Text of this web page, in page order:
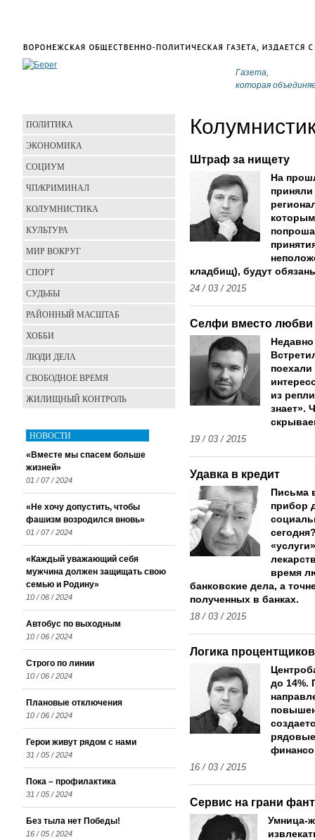
Газета,
которая
Штраф за нищету
На
кладбищ), будут
24 / 03 / 2015
Селфи вместо любви
из
знает».
19 / 03 / 2015
Удавка в кредит
Письма
прибор
время
банковские дела, а
полученных в банках.
18 / 03 / 2015
Логика процентщиков
до 14%.
рядовые
16 / 03 / 2015
Сервис на грани
Умница-
ПОЛИТИКА
ЭКОНОМИКА
СОЦИУМ
ЧП/КРИМИНАЛ
КОЛУМНИСТИКА
КУЛЬТУРА
МИР ВОКРУГ
СПОРТ
СУДЬБЫ
РАЙОННЫЙ МАСШТАБ
ХОББИ
ЛЮДИ ДЕЛА
СВОБОДНОЕ ВРЕМЯ
ЖИЛИЩНЫЙ КОНТРОЛЬ
НОВОСТИ
«Вместе мы спасем больше
жизней»
01 / 07 / 2024
«Не хочу допустить, чтобы
фашизм возродился вновь»
01 / 07 / 2024
«Каждый уважающий себя
мужчина должен защищать свою
семью и Родину»
10 / 06 / 2024
Автобус по выходным
10 / 06 / 2024
Строго по линии
10 / 06 / 2024
Плановые отключения
10 / 06 / 2024
Герои живут рядом с нами
31 / 05 / 2024
Пока – профилактика
31 / 05 / 2024
Без тыла нет Победы!
16 / 05 / 2024